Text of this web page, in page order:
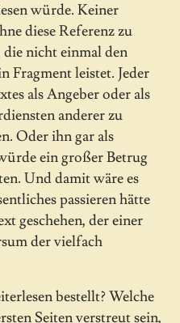
würde. Keiner
diese Referenz zu
die nicht einmal den
Fragment leistet. Jeder
als Angeber oder als
anderer zu
Oder ihn gar als
ein großer Betrug
Und damit wäre es
passieren hätte
geschehen, der einer
der vielfach
bestellt? Welche
Seiten verstreut sein,